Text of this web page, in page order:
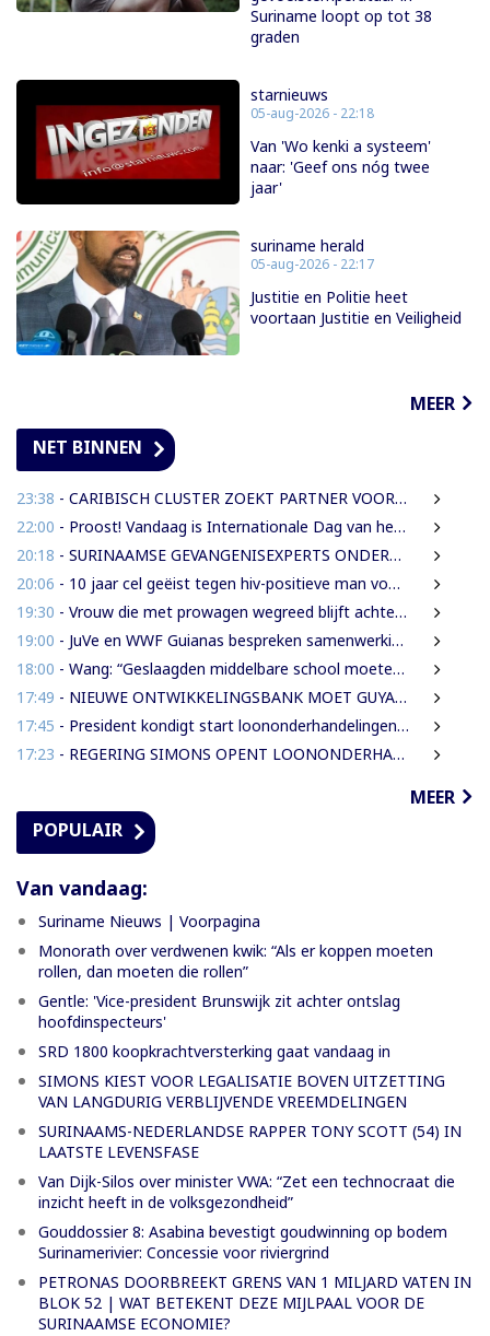
Suriname loopt op tot 38
graden
starnieuws
05-aug-2026 - 22:18
Van 'Wo kenki a systeem'
naar: 'Geef ons nóg twee
jaar'
suriname herald
05-aug-2026 - 22:17
Justitie en Politie heet
voortaan Justitie en Veiligheid
MEER
NET BINNEN
23:38 - CARIBISCH CLUSTER ZOEKT PARTNER VOOR NIEUWE HAVENS EN OFFSHORE-INFRASTRUCTUUR | OOK SURINAME IN BEELD
22:00 - Proost! Vandaag is Internationale Dag van het Bier
20:18 - SURINAAMSE GEVANGENISEXPERTS ONDERSTEUNEN JEUGDINRICHTING CURAÇAO
20:06 - 10 jaar cel geëist tegen hiv-positieve man voor vrijheidsberoving, mishandeling en verkrachting van sekswerkster
19:30 - Vrouw die met prowagen wegreed blijft achter tralies
19:00 - JuVe en WWF Guianas bespreken samenwerking rond natuurbescherming
18:00 - Wang: “Geslaagden middelbare school moeten 450 SRD betalen om diploma te ontvangen”
17:49 - NIEUWE ONTWIKKELINGSBANK MOET GUYANESE BEDRIJVEN KLAARSTOMEN OM BUITENLANDSE BEDRIJVEN TE VERVANGEN
17:45 - President kondigt start loononderhandelingen met vakbonden aan
17:23 - REGERING SIMONS OPENT LOONONDERHANDELINGEN MET OVERHEIDSVAKBONDEN NA LICHTE FINANCIËLE ADEMRUIMTE
MEER
POPULAIR
Van vandaag:
Suriname Nieuws | Voorpagina
Monorath over verdwenen kwik: “Als er koppen moeten
rollen, dan moeten die rollen”
Gentle: 'Vice-president Brunswijk zit achter ontslag
hoofdinspecteurs'
SRD 1800 koopkrachtversterking gaat vandaag in
SIMONS KIEST VOOR LEGALISATIE BOVEN UITZETTING
VAN LANGDURIG VERBLIJVENDE VREEMDELINGEN
SURINAAMS-NEDERLANDSE RAPPER TONY SCOTT (54) IN
LAATSTE LEVENSFASE
Van Dijk-Silos over minister VWA: “Zet een technocraat die
inzicht heeft in de volksgezondheid”
Gouddossier 8: Asabina bevestigt goudwinning op bodem
Surinamerivier: Concessie voor riviergrind
PETRONAS DOORBREEKT GRENS VAN 1 MILJARD VATEN IN
BLOK 52 | WAT BETEKENT DEZE MIJLPAAL VOOR DE
SURINAAMSE ECONOMIE?